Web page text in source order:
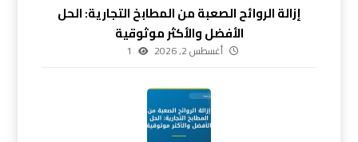
إزالة الروائح الصعبة من المطابخ التجارية: الحل
الأفضل والأكثر موثوقية
أغسطس 2, 2026 1